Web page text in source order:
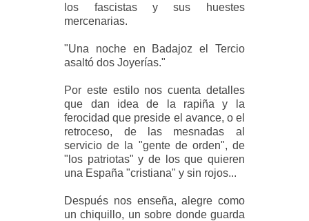
los fascistas y sus huestes
mercenarias.
"Una noche en Badajoz el Tercio
asaltó dos Joyerías."
Por este estilo nos cuenta detalles
que dan idea de la rapiña y la
ferocidad que preside el avance, o el
retroceso, de las mesnadas al
servicio de la "gente de orden", de
"los patriotas" y de los que quieren
una España "cristiana" y sin rojos...
Después nos enseña, alegre como
un chiquillo, un sobre donde guarda